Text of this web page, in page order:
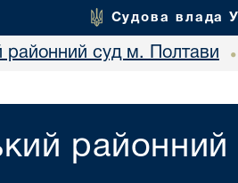
Судова влада
районний суд м. Полтави •